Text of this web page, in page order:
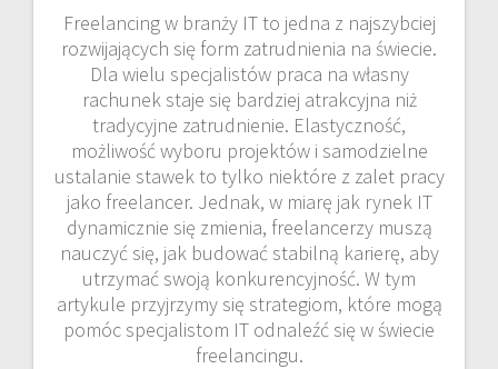
Freelancing w branży IT to jedna z najszybciej
rozwijających się form zatrudnienia na świecie.
Dla wielu specjalistów praca na własny
rachunek staje się bardziej atrakcyjna niż
tradycyjne zatrudnienie. Elastyczność,
możliwość wyboru projektów i samodzielne
ustalanie stawek to tylko niektóre z zalet pracy
jako freelancer. Jednak, w miarę jak rynek IT
dynamicznie się zmienia, freelancerzy muszą
nauczyć się, jak budować stabilną karierę, aby
utrzymać swoją konkurencyjność. W tym
artykule przyjrzymy się strategiom, które mogą
pomóc specjalistom IT odnaleźć się w świecie
freelancingu.